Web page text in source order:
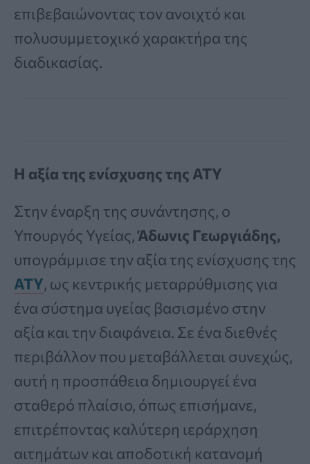
επιβεβαιώνοντας τον ανοιχτό και
πολυσυμμετοχικό χαρακτήρα της
διαδικασίας.
Η αξία της ενίσχυσης της ΑΤΥ
Στην έναρξη της συνάντησης, ο
Υπουργός Υγείας,Άδωνις Γεωργιάδης,
υπογράμμισε την αξία της ενίσχυσης της
ΑΤΥ, ως κεντρικής μεταρρύθμισης για
ένα σύστημα υγείας βασισμένο στην
αξία και την διαφάνεια. Σε ένα διεθνές
περιβάλλον που μεταβάλλεται συνεχώς,
αυτή η προσπάθεια δημιουργεί ένα
σταθερό πλαίσιο, όπως επισήμανε,
επιτρέποντας καλύτερη ιεράρχηση
αιτημάτων και αποδοτική κατανομή